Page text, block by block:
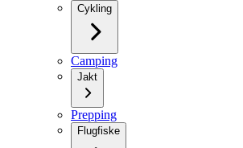
Cykling
Camping
Jakt
Prepping
Flugfiske